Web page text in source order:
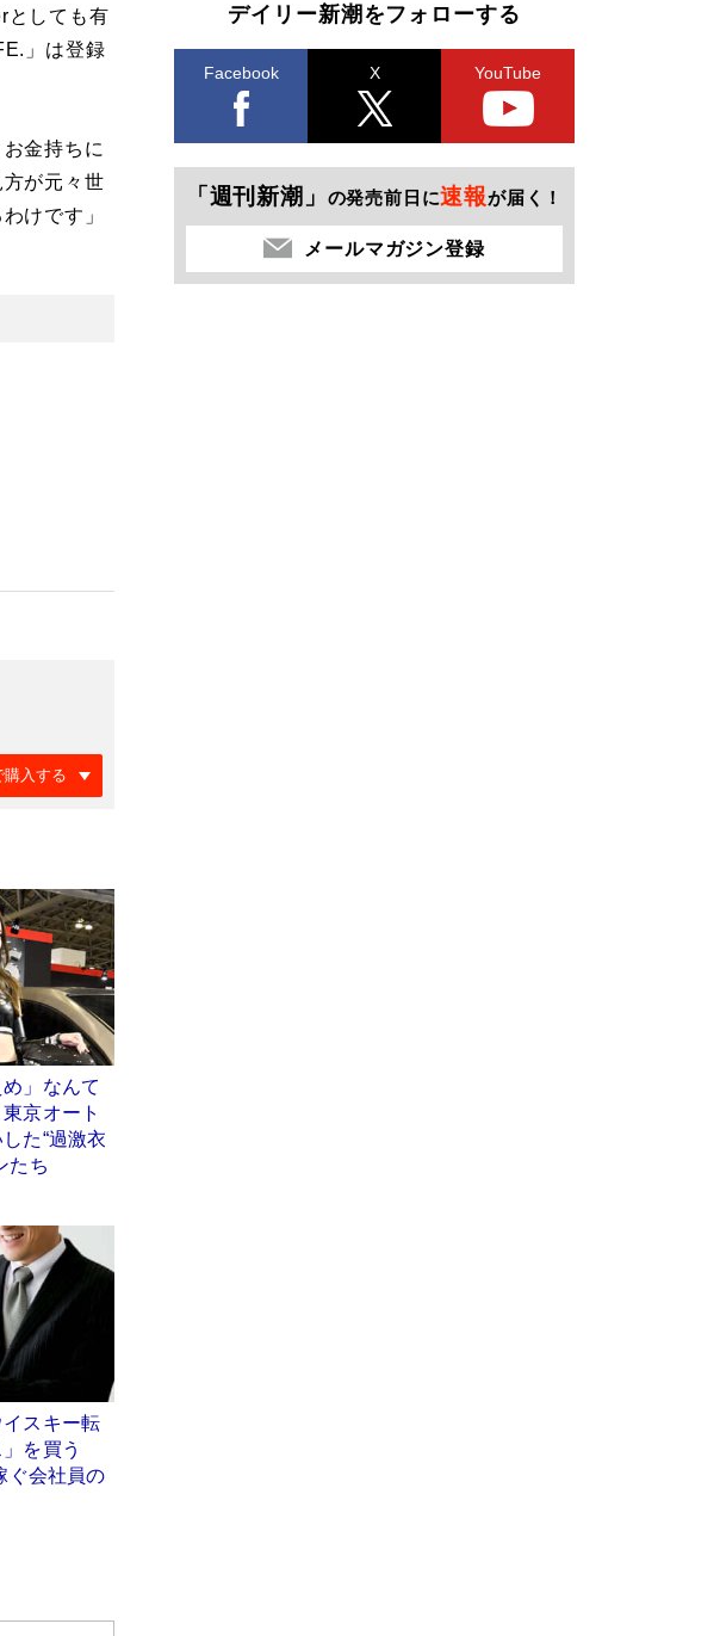
としても有
」は登録
金持ちに
が元々世
けです」
購入する
」なんて
京オート
た“過激衣
たち
スキー転
」を買う
ぐ会社員の
デイリー新潮をフォローする
Facebook X YouTube
「週刊新潮」 の発売前日に速報が届く！
メールマガジン登録